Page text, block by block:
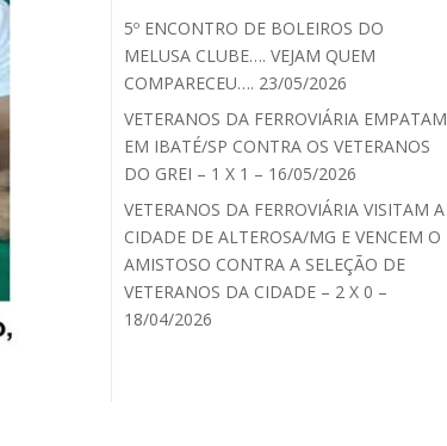
5º ENCONTRO DE BOLEIROS DO
MELUSA CLUBE…. VEJAM QUEM
COMPARECEU…. 23/05/2026
VETERANOS DA FERROVIÁRIA EMPATAM
EM IBATÉ/SP CONTRA OS VETERANOS
DO GREI – 1 X 1 – 16/05/2026
VETERANOS DA FERROVIÁRIA VISITAM A
CIDADE DE ALTEROSA/MG E VENCEM O
AMISTOSO CONTRA A SELEÇÃO DE
VETERANOS DA CIDADE – 2 X 0 –
18/04/2026